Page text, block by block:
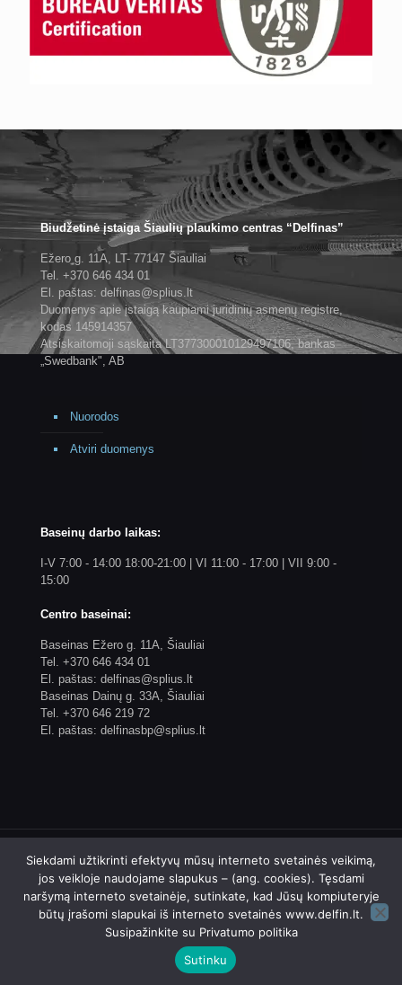
Biudžetinė įstaiga Šiaulių plaukimo centras “Delfinas”
Ežero g. 11A, LT- 77147 Šiauliai
Tel. +370 646 434 01
El. paštas: delfinas@splius.lt
Duomenys apie įstaigą kaupiami juridinių asmenų registre,
kodas 145914357
Atsiskaitomoji sąskaita LT377300010129497106, bankas
„Swedbank", AB
Nuorodos
Atviri duomenys
Baseinų darbo laikas:
I-V 7:00 - 14:00 18:00-21:00 | VI 11:00 - 17:00 | VII 9:00 -
15:00
Centro baseinai:
Baseinas Ežero g. 11A, Šiauliai
Tel. +370 646 434 01
El. paštas: delfinas@splius.lt
Baseinas Dainų g. 33A, Šiauliai
Tel. +370 646 219 72
El. paštas: delfinasbp@splius.lt
© 2023 Biudžetinės įstaigos Šiaulių plaukimo centro
"Delfinas" internetinis puslapis. Sprendimas: 4WEB
Siekdami užtikrinti efektyvų mūsų interneto svetainės veikimą,
jos veikloje naudojame slapukus – (ang. cookies). Tęsdami
naršymą interneto svetainėje, sutinkate, kad Jūsų kompiuteryje
būtų įrašomi slapukai iš interneto svetainės www.delfin.lt.
Susipažinkite su Privatumo politika
Sutinku